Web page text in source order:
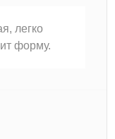
легко
форму.